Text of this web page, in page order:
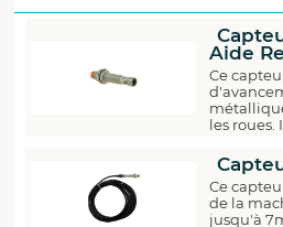
Aide
Ce
les roues.
Ce
de la
jusqu'à